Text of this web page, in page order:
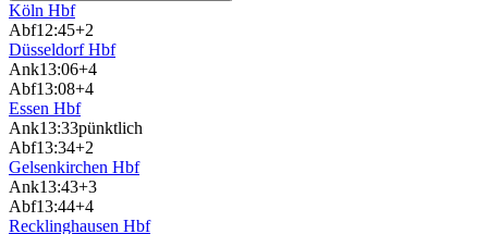
Köln Hbf
Abf12:45+2
Düsseldorf Hbf
Ank13:06+4
Abf13:08+4
Essen Hbf
Ank13:33pünktlich
Abf13:34+2
Gelsenkirchen Hbf
Ank13:43+3
Abf13:44+4
Recklinghausen Hbf